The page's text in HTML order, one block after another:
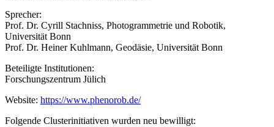
Sprecher:
Prof. Dr. Cyrill Stachniss, Photogrammetrie und Robotik,
Universität Bonn
Prof. Dr. Heiner Kuhlmann, Geodäsie, Universität Bonn
Beteiligte Institutionen:
Forschungszentrum Jülich
Website: https://www.phenorob.de/
Folgende Clusterinitiativen wurden neu bewilligt: